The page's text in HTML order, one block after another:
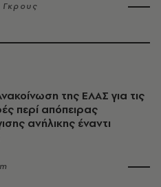
της ΕΛΑΣ για τις
περί απόπειρας
ανήλικης έναντι